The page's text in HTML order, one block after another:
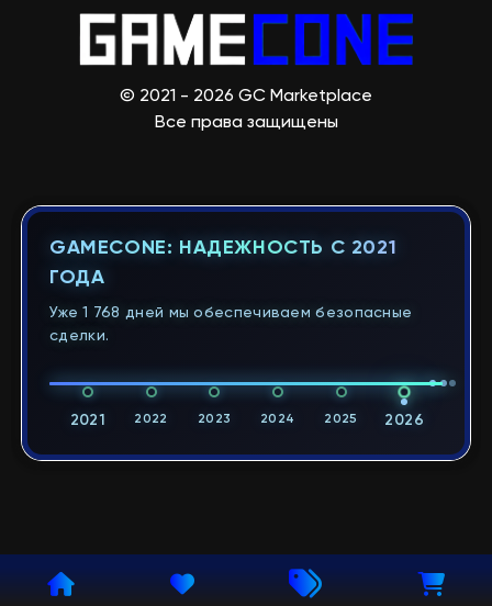
© 2021 - 2026 GC Marketplace
Все права защищены
GAMECONE: НАДЕЖНОСТЬ С 2021
ГОДА
Уже 1 768 дней мы обеспечиваем безопасные
сделки.
2021 2022 2023 2024 2025 2026